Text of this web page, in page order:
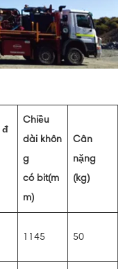
đ
Chiều
dài khôn
g
có bit(m
m)
Cân
nặng
(kg)
1145 50